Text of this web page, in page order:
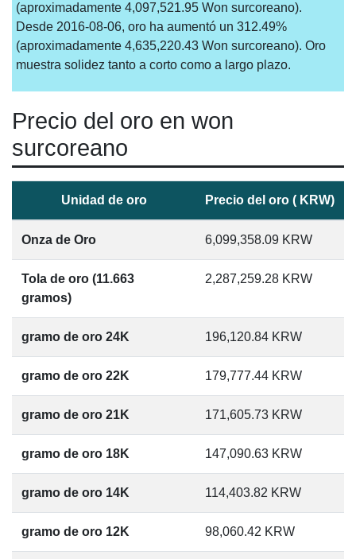
(aproximadamente 4,097,521.95 Won surcoreano).
Desde 2016-08-06, oro ha aumentó un 312.49%
(aproximadamente 4,635,220.43 Won surcoreano). Oro
muestra solidez tanto a corto como a largo plazo.
Precio del oro en won
surcoreano
Unidad de oro Precio del oro ( KRW)
Onza de Oro 6,099,358.09 KRW
Tola de oro (11.663
gramos)
2,287,259.28 KRW
gramo de oro 24K 196,120.84 KRW
gramo de oro 22K 179,777.44 KRW
gramo de oro 21K 171,605.73 KRW
gramo de oro 18K 147,090.63 KRW
gramo de oro 14K 114,403.82 KRW
gramo de oro 12K 98,060.42 KRW